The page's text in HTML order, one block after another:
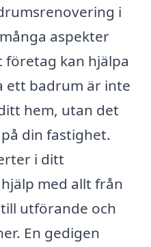
i
aspekter
kan hjälpa
ett badrum är inte
hem, utan det
din fastighet.
i ditt
med allt från
utförande och
En gedigen